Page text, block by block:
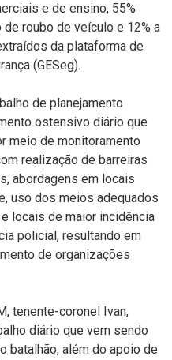
e de ensino, 55%
roubo de veículo e 12% a
da plataforma de
(GESeg).
de planejamento
ostensivo diário que
meio de monitoramento
realização de barreiras
abordagens em locais
uso dos meios adequados
locais de maior incidência
policial, resultando em
de organizações
tenente-coronel Ivan,
diário que vem sendo
batalhão, além do apoio de